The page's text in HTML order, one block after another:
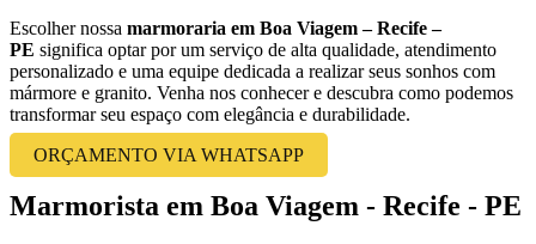
Escolher nossa marmoraria em Boa Viagem – Recife –
PE significa optar por um serviço de alta qualidade, atendimento
personalizado e uma equipe dedicada a realizar seus sonhos com
mármore e granito. Venha nos conhecer e descubra como podemos
transformar seu espaço com elegância e durabilidade.
ORÇAMENTO VIA WHATSAPP
Marmorista em Boa Viagem - Recife - PE